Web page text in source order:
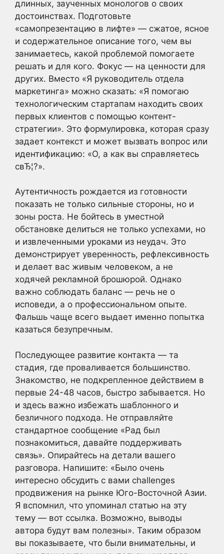
длинных, заученных монологов о своих
достоинствах. Подготовьте
«самопрезентацию в лифте» — сжатое, ясное
и содержательное описание того, чем вы
занимаетесь, какой проблемой помогаете
решать и для кого. Фокус — на ценности для
других. Вместо «Я руководитель отдела
маркетинга» можно сказать: «Я помогаю
технологическим стартапам находить своих
первых клиентов с помощью контент-
стратегии». Это формулировка, которая сразу
задает контекст и может вызвать вопрос или
идентификацию: «О, а как вы справляетесь
свЂ¦?».
Аутентичность рождается из готовности
показать не только сильные стороны, но и
зоны роста. Не бойтесь в уместной
обстановке делиться не только успехами, но
и извлеченными уроками из неудач. Это
демонстрирует уверенность, рефлексивность
и делает вас живым человеком, а не
ходячей рекламной брошюрой. Однако
важно соблюдать баланс — речь не о
исповеди, а о профессиональном опыте.
Фальшь чаще всего выдает именно попытка
казаться безупречным.
Последующее развитие контакта — та
стадия, где проваливается большинство.
Знакомство, не подкрепленное действием в
первые 24-48 часов, быстро забывается. Но
и здесь важно избежать шаблонного и
безличного подхода. Не отправляйте
стандартное сообщение «Рад был
познакомиться, давайте поддерживать
связь». Опирайтесь на детали вашего
разговора. Напишите: «Было очень
интересно обсудить с вами challenges
продвижения на рынке Юго-Восточной Азии.
Я вспомнил, что упоминал статью на эту
тему — вот ссылка. Возможно, выводы
автора будут вам полезны». Таким образом
вы показываете, что были внимательны, и